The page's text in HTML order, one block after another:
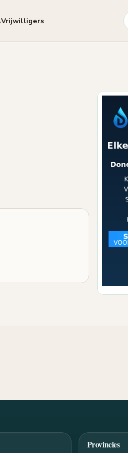
Vrijwilligers
Provincies